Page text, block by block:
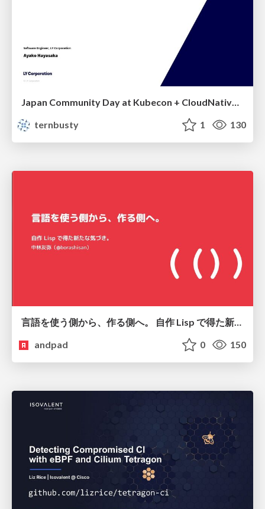
Japan Community Day at Kubecon + CloudNativeCon Japan 2026: Learning Container Privilege Control by Building My Own Low-Level Container Runtime
ternbusty
1 130
言語を使う側から、作る側へ。 自作 Lisp で得た新たな気づき。
andpad
0 150